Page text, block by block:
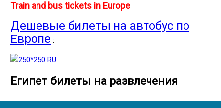
Train and bus tickets in Europe
Дешевые билеты на автобус по
Европе :
Египет билеты на развлечения